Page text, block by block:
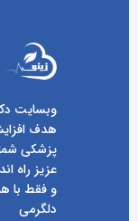
وبسایت
هدف
پزشکی شما
عزیز راه
و فقط با
دلگرمی